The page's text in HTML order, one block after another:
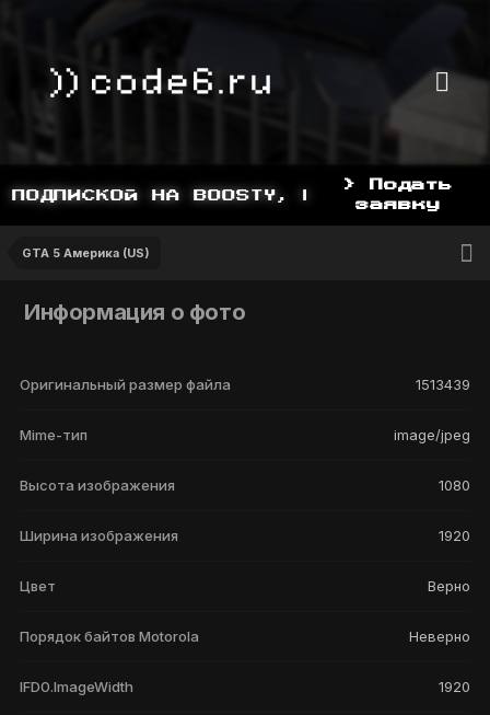
НА BOOSTY, BOOSTY.TO/YDDY
> Подать
заявку
GTA 5 Америка (US)
Информация о фото
Оригинальный размер файла 1513439
Mime-тип image/jpeg
Высота изображения 1080
Ширина изображения 1920
Цвет Верно
Порядок байтов Motorola Неверно
IFD0.ImageWidth 1920